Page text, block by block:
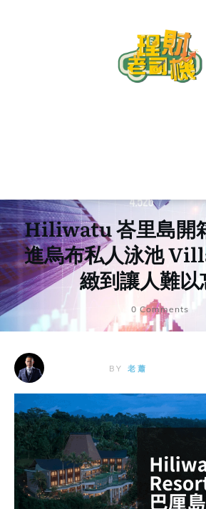
Hiliwatu 峇里島開
進烏布私人泳池
緻到讓人難以
0 Comments
BY 老蕭